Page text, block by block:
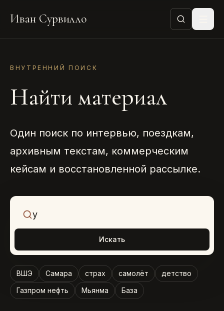
Иван Сурвилло
ВНУТРЕННИЙ ПОИСК
Найти материал
Один поиск по интервью, поездкам,
архивным текстам, коммерческим
кейсам и восстановленной рассылке.
Искать
ВШЭ Самара страх самолёт
детство
Газпром нефть
Мьянма База